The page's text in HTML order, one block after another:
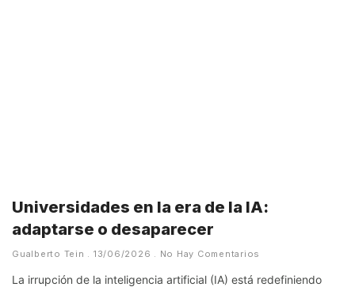
Universidades en la era de la IA:
adaptarse o desaparecer
Gualberto Tein 13/06/2026 No Hay Comentarios
La irrupción de la inteligencia artificial (IA) está redefiniendo